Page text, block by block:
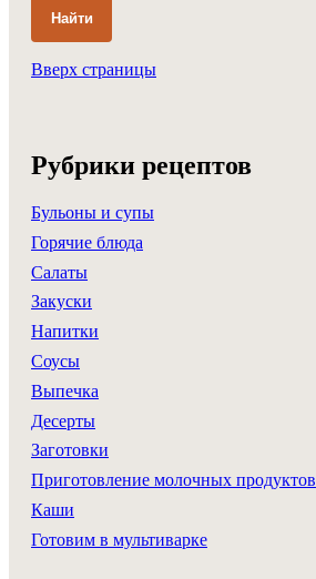
Найти
Вверх страницы
Рубрики рецептов
Бульоны и супы
Горячие блюда
Салаты
Закуски
Напитки
Соусы
Выпечка
Десерты
Заготовки
Приготовление молочных продуктов
Каши
Готовим в мультиварке